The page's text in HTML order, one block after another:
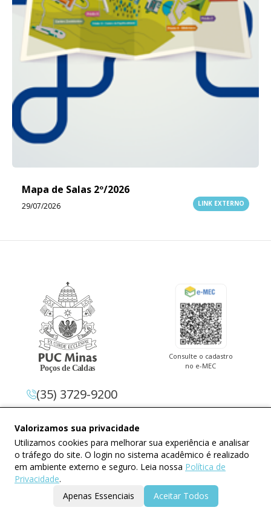
Mapa de Salas 2º/2026
29/07/2026 LINK EXTERNO
Valorizamos sua privacidade
Utilizamos cookies para melhorar sua experiência e analisar
o tráfego do site. O login no sistema acadêmico é realizado
em ambiente externo e seguro. Leia nossa Política de
Privacidade.
Apenas Essenciais
Aceitar Todos
Consulte o cadastro
no e-MEC
(35) 3729-9200
Jardim Country Club 37.714-620 –
Poços De Caldas – Minas Gerais